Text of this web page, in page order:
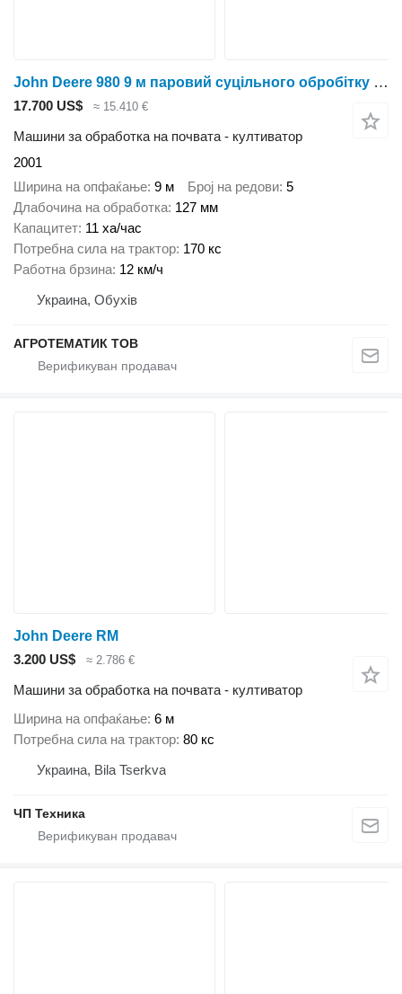
John Deere 980 9 м паровий суцільного обробітку передпосівний культиватор
17.700 US$ ≈ 15.410 €
Машини за обработка на почвата - култиватор
2001
Ширина на опфаќање 9 м Број на редови 5
Длабочина на обработка 127 мм
Капацитет 11 ха/час
Потребна сила на трактор 170 кс
Работна брзина 12 км/ч
Украина, Обухів
АГРОТЕМАТИК ТОВ
John Deere RM
3.200 US$
≈ 2.786 €
Машини за обработка на почвата - култиватор
Ширина на опфаќање 6 м
Потребна сила на трактор 80 кс
Украина, Bila Tserkva
ЧП Техника